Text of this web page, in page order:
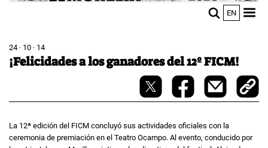
EN
24 · 10 · 14
¡Felicidades a los ganadores del 12º FICM!
La 12ª edición del FICM concluyó sus actividades oficiales con la
ceremonia de premiación en el Teatro Ocampo. Al evento, conducido por